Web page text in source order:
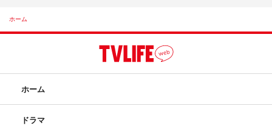
ホーム
ホーム
ドラマ